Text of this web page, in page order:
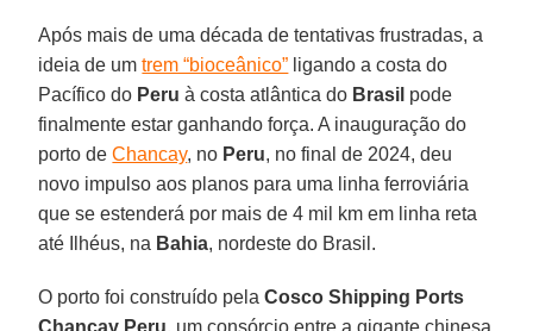
Após mais de uma década de tentativas frustradas, a
ideia de umtrem “bioceânico” ligando a costa do
Pacífico do Peru à costa atlântica do Brasil pode
finalmente estar ganhando força. A inauguração do
porto deChancay, no Peru, no final de 2024, deu
novo impulso aos planos para uma linha ferroviária
que se estenderá por mais de 4 mil km em linha reta
até Ilhéus, na Bahia, nordeste do Brasil.
O porto foi construído pelaCosco Shipping Ports
Chancay Peru, um consórcio entre a gigante chinesa